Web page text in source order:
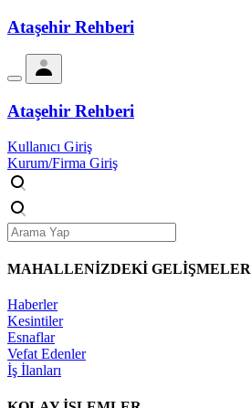
Ataşehir Rehberi
Ataşehir Rehberi
Kullanıcı Giriş
Kurum/Firma Giriş
MAHALLENİZDEKİ GELİŞMELER
Haberler
Kesintiler
Esnaflar
Vefat Edenler
İş İlanları